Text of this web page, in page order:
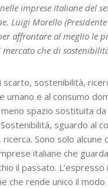
imprese italiane del
Luigi Morello
affrontare al meglio le
che di
sostenibilità,
umano e al consumo
spazio sostituita da
sguardo al
Sono solo alcune
italiane che
il passato.
che rende unico il